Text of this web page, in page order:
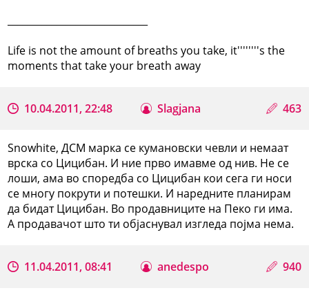
Life is not the amount of breaths you take, it''''''''s the
moments that take your breath away
10.04.2011, 22:48 Slagjana 463
Snowhite, ДСМ марка се кумановски чевли и немаат
врска со Цицибан. И ние прво имавме од нив. Не се
лоши, ама во споредба со Цицибан кои сега ги носи
се многу покрути и потешки. И наредните планирам
да бидат Цицибан. Во продавниците на Пеко ги има.
А продавачот што ти објаснувал изгледа појма нема.
11.04.2011, 08:41 anedespo 940